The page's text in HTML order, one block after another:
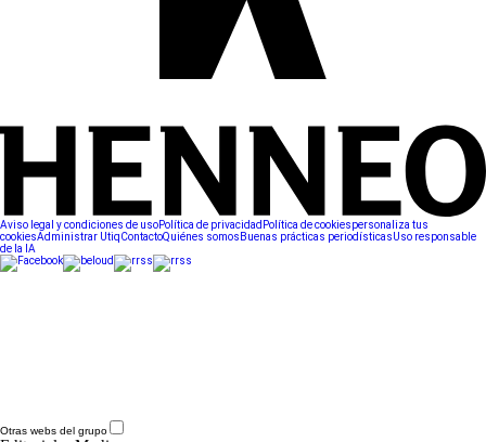
Aviso legal y condiciones de usoPolítica de privacidad Política de cookiespersonaliza tus
cookiesAdministrar UtiqContactoQuiénes somos Buenas prácticas periodísticasUso responsable
de la IA
Otras webs del grupo